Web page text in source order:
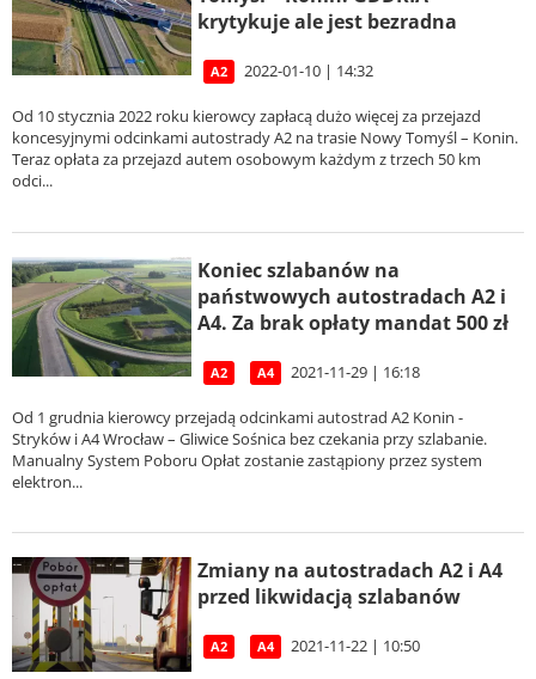
krytykuje ale jest bezradna
A2 2022-01-10 | 14:32
Od 10 stycznia 2022 roku kierowcy zapłacą dużo więcej za przejazd
koncesyjnymi odcinkami autostrady A2 na trasie Nowy Tomyśl – Konin.
Teraz opłata za przejazd autem osobowym każdym z trzech 50 km
odci...
Koniec szlabanów na
państwowych autostradach A2 i
A4. Za brak opłaty mandat 500 zł
A2 A4 2021-11-29 | 16:18
Od 1 grudnia kierowcy przejadą odcinkami autostrad A2 Konin -
Stryków i A4 Wrocław – Gliwice Sośnica bez czekania przy szlabanie.
Manualny System Poboru Opłat zostanie zastąpiony przez system
elektron...
Zmiany na autostradach A2 i A4
przed likwidacją szlabanów
A2 A4 2021-11-22 | 10:50